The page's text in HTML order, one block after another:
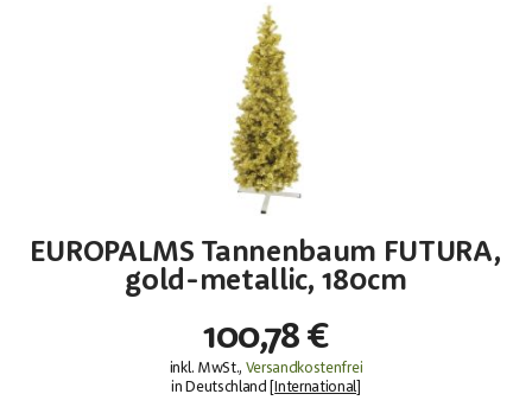
EUROPALMS Tannenbaum FUTURA,
gold-metallic, 180cm
100,78 €
inkl. MwSt., Versandkostenfrei
in Deutschland [
International